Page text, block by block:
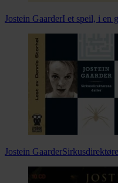
Jostein GaarderI et speil, i en
Jostein Gaarder